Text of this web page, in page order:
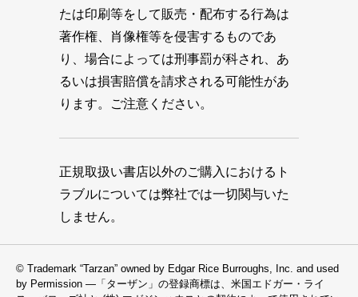
たは印刷等をして販売・配布する行為は
著作権、肖像権等を侵害するものであ
り、場合によっては刑事罰が科され、あ
るいは損害賠償を請求される可能性があ
ります。ご注意ください。
正規取扱い書店以外のご購入におけるト
ラブルについては弊社では一切関与いた
しません。
© Trademark “Tarzan” owned by Edgar Rice Burroughs, Inc. and used
by Permission —「ターザン」の登録商標は、米国エドガー・ライ